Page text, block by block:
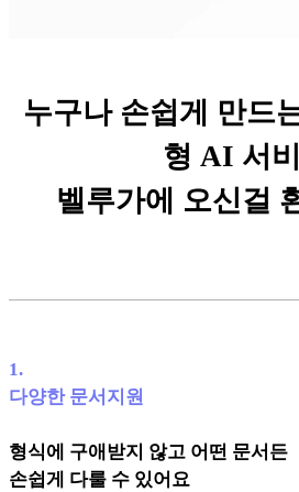
누구나 손쉽게 만드
형 AI 서
벨루가에 오신걸
1.
다양한 문서지원
형식에 구애받지 않고 어떤 문서든
손쉽게 다룰 수 있어요